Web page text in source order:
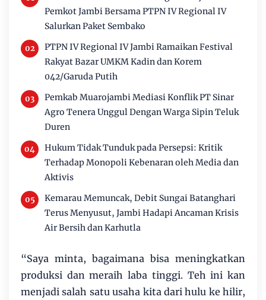
Pemkot Jambi Bersama PTPN IV Regional IV
Salurkan Paket Sembako
PTPN IV Regional IV Jambi Ramaikan Festival
Rakyat Bazar UMKM Kadin dan Korem
042/Garuda Putih
Pemkab Muarojambi Mediasi Konflik PT Sinar
Agro Tenera Unggul Dengan Warga Sipin Teluk
Duren
Hukum Tidak Tunduk pada Persepsi: Kritik
Terhadap Monopoli Kebenaran oleh Media dan
Aktivis
Kemarau Memuncak, Debit Sungai Batanghari
Terus Menyusut, Jambi Hadapi Ancaman Krisis
Air Bersih dan Karhutla
“Saya minta, bagaimana bisa meningkatkan
produksi dan meraih laba tinggi. Teh ini kan
menjadi salah satu usaha kita dari hulu ke hilir,